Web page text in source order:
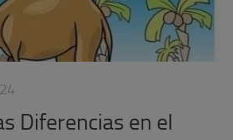
Diferencias en el